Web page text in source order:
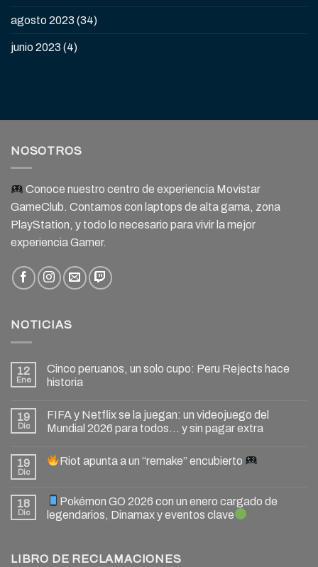
agosto 2023 (34)
junio 2023 (4)
NOSOTROS
Conoce nuestro centro de experiencia Movistar
GameClub. Contamos con laptops de alta gama, zona
PlayStation, y todo lo necesario para vivir la mejor
experiencia Gamer.
NOTICIAS
12
Ene
Cinco peruanos, un solo cupo: Peru Rejects hace
historia
19
Dic
FIFA y Netflix se la juegan: un videojuego del
Mundial 2026 para todos… y sin pagar extra
19
Dic
Riot apunta a un “remake” encubierto
18
Dic
Pokémon GO 2026 con un enero cargado de
legendarios, Dinamax y eventos clave
LIBRO DE RECLAMACIONES